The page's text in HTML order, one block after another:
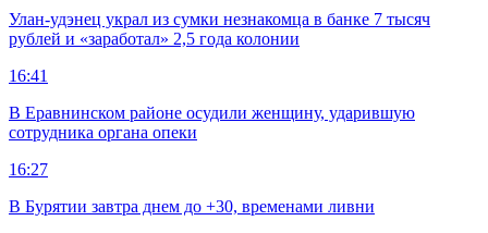
Улан-удэнец украл из сумки незнакомца в банке 7 тысяч
рублей и «заработал» 2,5 года колонии
16:41
В Еравнинском районе осудили женщину, ударившую
сотрудника органа опеки
16:27
В Бурятии завтра днем до +30, временами ливни